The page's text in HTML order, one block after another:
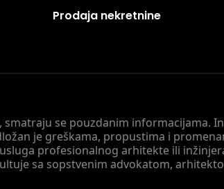
se pouzdanim informacijama.
je greškama, propustima i
profesionalnog arhitekte ili
sa sopstvenim advokatom,
Prodaja nekretnine